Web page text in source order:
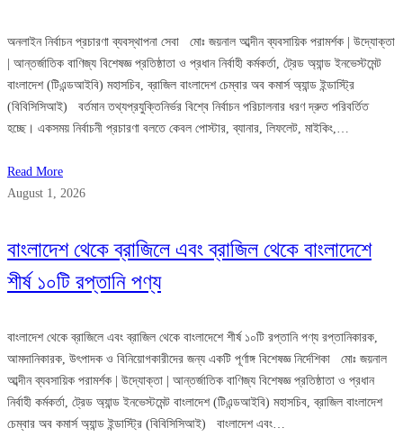
অনলাইন নির্বাচন প্রচারণা ব্যবস্থাপনা সেবা মোঃ জয়নাল আব্দীন ব্যবসায়িক পরামর্শক | উদ্যোক্তা
| আন্তর্জাতিক বাণিজ্য বিশেষজ্ঞ প্রতিষ্ঠাতা ও প্রধান নির্বাহী কর্মকর্তা, ট্রেড অ্যান্ড ইনভেস্টমেন্ট
বাংলাদেশ (টিএন্ডআইবি) মহাসচিব, ব্রাজিল বাংলাদেশ চেম্বার অব কমার্স অ্যান্ড ইন্ডাস্ট্রি
(বিবিসিসিআই) বর্তমান তথ্যপ্রযুক্তিনির্ভর বিশ্বে নির্বাচন পরিচালনার ধরণ দ্রুত পরিবর্তিত
হচ্ছে। একসময় নির্বাচনী প্রচারণা বলতে কেবল পোস্টার, ব্যানার, লিফলেট, মাইকিং,…
Read More
August 1, 2026
বাংলাদেশ থেকে ব্রাজিলে এবং ব্রাজিল থেকে বাংলাদেশে
শীর্ষ ১০টি রপ্তানি পণ্য
বাংলাদেশ থেকে ব্রাজিলে এবং ব্রাজিল থেকে বাংলাদেশে শীর্ষ ১০টি রপ্তানি পণ্য রপ্তানিকারক,
আমদানিকারক, উৎপাদক ও বিনিয়োগকারীদের জন্য একটি পূর্ণাঙ্গ বিশেষজ্ঞ নির্দেশিকা মোঃ জয়নাল
আব্দীন ব্যবসায়িক পরামর্শক | উদ্যোক্তা | আন্তর্জাতিক বাণিজ্য বিশেষজ্ঞ প্রতিষ্ঠাতা ও প্রধান
নির্বাহী কর্মকর্তা, ট্রেড অ্যান্ড ইনভেস্টমেন্ট বাংলাদেশ (টিএন্ডআইবি) মহাসচিব, ব্রাজিল বাংলাদেশ
চেম্বার অব কমার্স অ্যান্ড ইন্ডাস্ট্রি (বিবিসিসিআই) বাংলাদেশ এবং…